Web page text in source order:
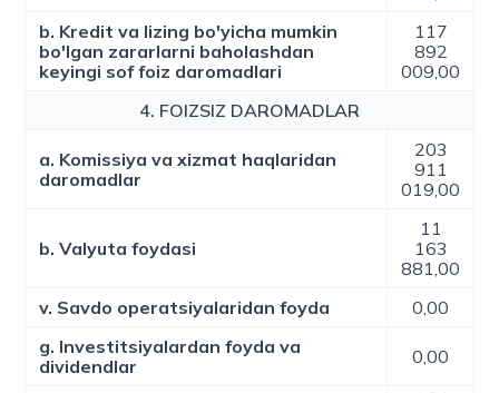
b. Kredit va lizing bo'yicha mumkin
bo'lgan zararlarni baholashdan
keyingi sof foiz daromadlari
117
892
009,00
4. FOIZSIZ DAROMADLAR
a. Komissiya va xizmat haqlaridan
daromadlar
203
911
019,00
b. Valyuta foydasi
11
163
881,00
v. Savdo operatsiyalaridan foyda
0,00
g. Investitsiyalardan foyda va
dividendlar
0,00